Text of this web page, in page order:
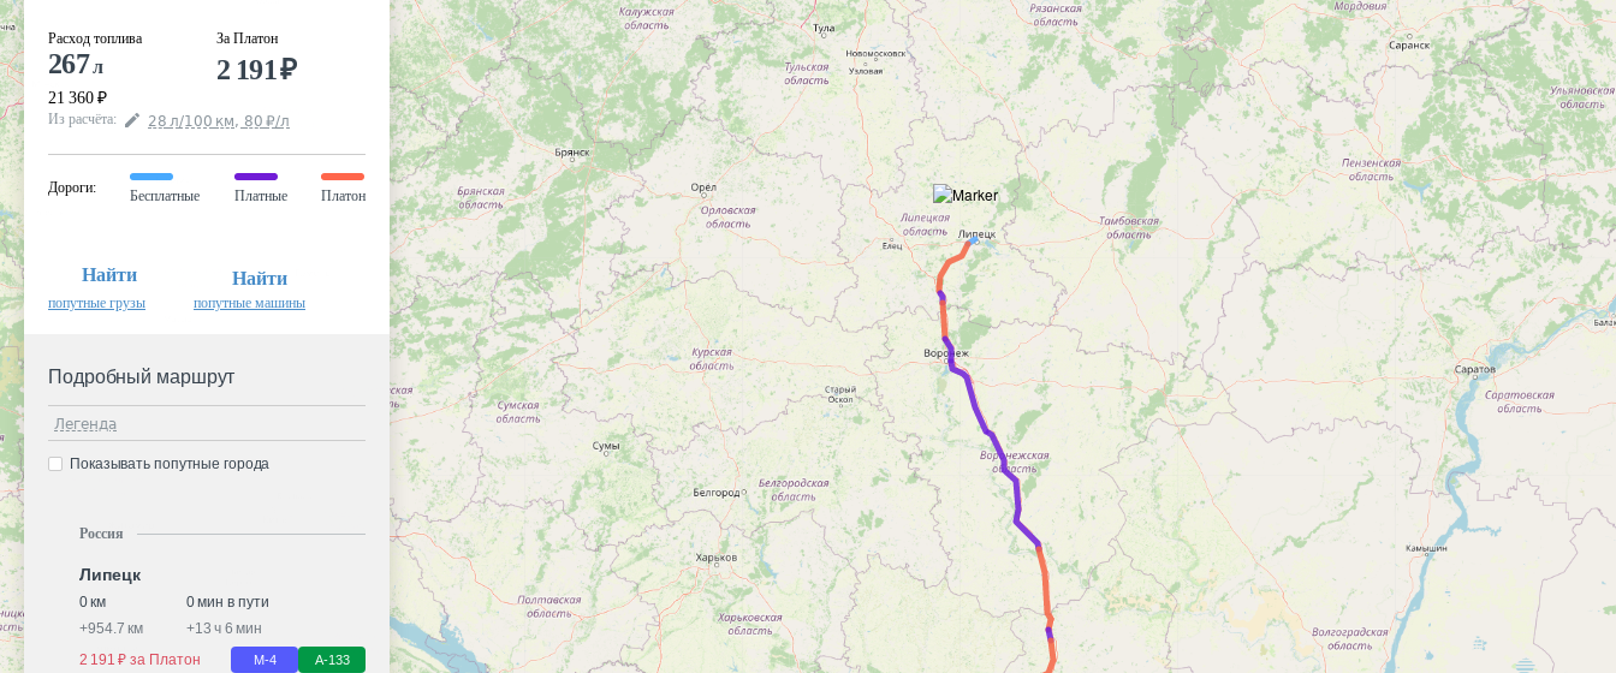
Расход топлива
267л
21 360 ₽
За Платон
2 191₽
Из расчёта: 28 л/100 км, 80 ₽/л
Дороги:
Бесплатные Платные Платон
Найти
попутные грузы
Найти
попутные машины
Подробный маршрут
Легенда
Показывать попутные города
Россия
Липецк
0 км
0 мин в пути
+954.7 км +13 ч 6 мин
2 191 ₽ за Платон
М-4 А-133